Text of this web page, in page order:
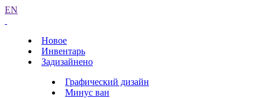
EN
Новое
Инвентарь
Задизайнено
Графический дизайн
Минус ван